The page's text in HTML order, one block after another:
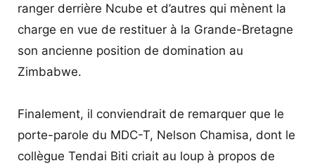
ranger derrière Ncube et d’autres qui mènent la
charge en vue de restituer à la Grande-Bretagne
son ancienne position de domination au
Zimbabwe.
Finalement, il conviendrait de remarquer que le
porte-parole du MDC-T, Nelson Chamisa, dont le
collègue Tendai Biti criait au loup à propos de